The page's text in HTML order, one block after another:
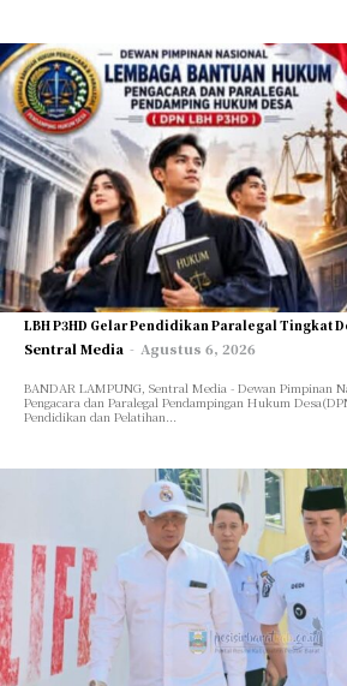
LBH P3HD Gelar Pendidikan Paralegal Tingkat
Sentral Media - Agustus 6, 2026
BANDAR LAMPUNG, Sentral Media - Dewan Pimpinan
Pengacara dan Paralegal Pendampingan Hukum
Pendidikan dan Pelatihan...